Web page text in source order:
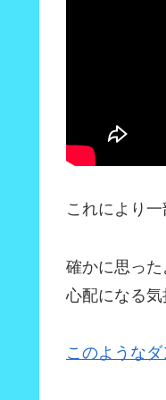
これにより
確かに思った
心配になる気
このような